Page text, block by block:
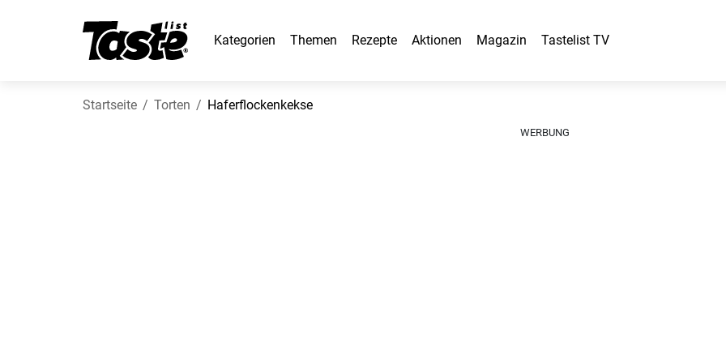
Kategorien Themen Rezepte Aktionen Magazin Tastelist TV
Startseite Torten Haferflockenkekse
WERBUNG